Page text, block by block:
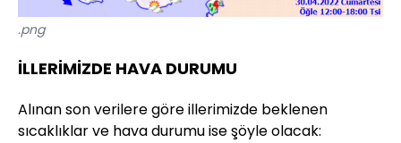
.png
İLLERİMİZDE HAVA DURUMU
Alınan son verilere göre illerimizde beklenen
sıcaklıklar ve hava durumu ise şöyle olacak: